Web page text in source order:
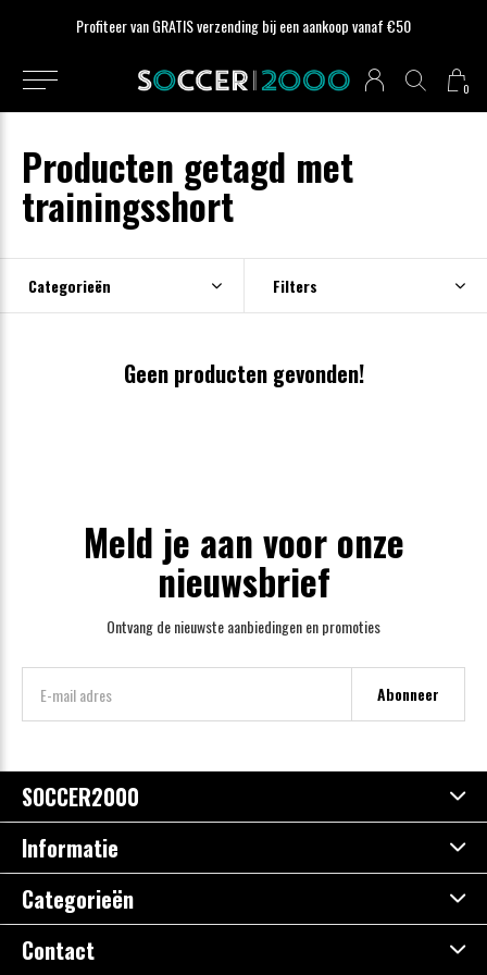
0
Profiteer van GRATIS verzending bij een aankoop vanaf €50
Producten getagd met
trainingsshort
Categorieën Filters
Geen producten gevonden!
Meld je aan voor onze
nieuwsbrief
Ontvang de nieuwste aanbiedingen en promoties
Abonneer
SOCCER2000
Informatie
Categorieën
Contact